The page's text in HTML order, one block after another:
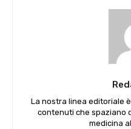
La nostra linea editoriale
contenuti che spaziano
medicina